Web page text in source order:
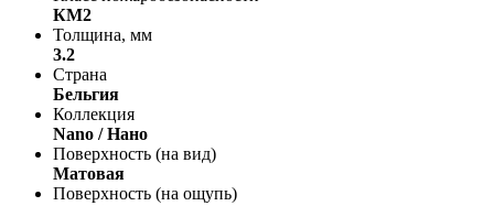
КМ2
Толщина, мм
3.2
Страна
Бельгия
Коллекция
Nano / Нано
Поверхность (на вид)
Матовая
Поверхность (на ощупь)